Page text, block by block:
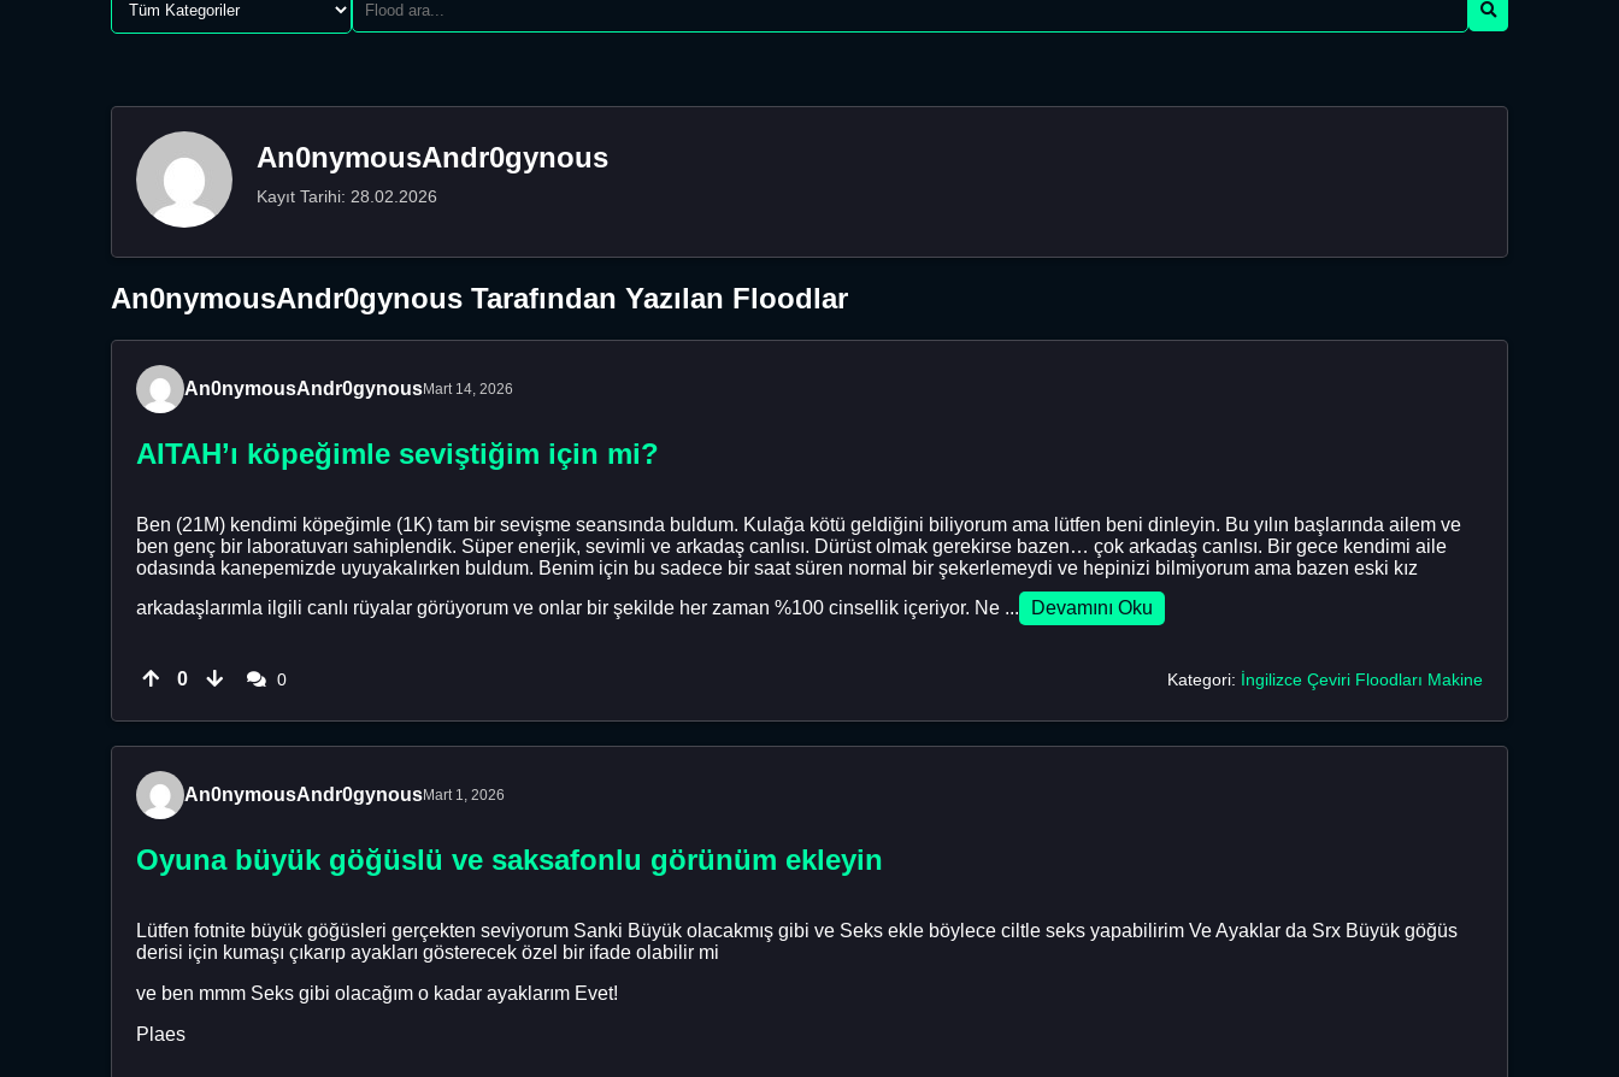
An0nymousAndr0gynous
Kayıt Tarihi: 28.02.2026
An0nymousAndr0gynous Tarafından Yazılan Floodlar
An0nymousAndr0gynousMart 14, 2026
AITAH’ı köpeğimle seviştiğim için mi?
Ben (21M) kendimi köpeğimle (1K) tam bir sevişme seansında buldum. Kulağa kötü geldiğini biliyorum ama lütfen beni dinleyin. Bu yılın başlarında ailem ve
ben genç bir laboratuvarı sahiplendik. Süper enerjik, sevimli ve arkadaş canlısı. Dürüst olmak gerekirse bazen… çok arkadaş canlısı. Bir gece kendimi aile
odasında kanepemizde uyuyakalırken buldum. Benim için bu sadece bir saat süren normal bir şekerlemeydi ve hepinizi bilmiyorum ama bazen eski kız
arkadaşlarımla ilgili canlı rüyalar görüyorum ve onlar bir şekilde her zaman %100 cinsellik içeriyor. Ne ...
Devamını Oku
0 0 Kategori: İngilizce Çeviri Floodları Makine
An0nymousAndr0gynousMart 1, 2026
Oyuna büyük göğüslü ve saksafonlu görünüm ekleyin
Lütfen fotnite büyük göğüsleri gerçekten seviyorum Sanki Büyük olacakmış gibi ve Seks ekle böylece ciltle seks yapabilirim Ve Ayaklar da Srx Büyük göğüs
derisi için kumaşı çıkarıp ayakları gösterecek özel bir ifade olabilir mi
ve ben mmm Seks gibi olacağım o kadar ayaklarım Evet!
Plaes